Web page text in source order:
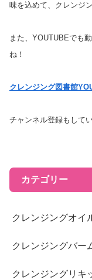
味を込めて、クレンジ
また、YOUTUBEでも
ね！
クレンジング図書館
チャンネル登録もして
カテゴリー
クレンジングオイ
クレンジングバー
クレンジングリキ